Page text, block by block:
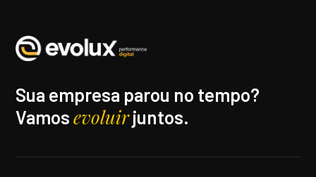
Sua empresa parou no tempo?
Vamosevoluirjuntos.